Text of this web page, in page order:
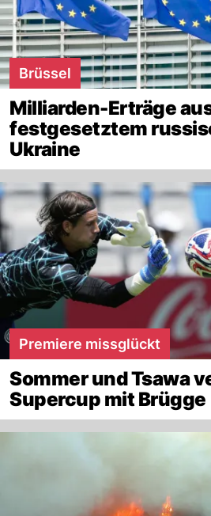
Brüssel
Milliarden-Erträge
festgesetztem
Ukraine
Premiere missglückt
Sommer und Tsawa
Supercup mit Brügge